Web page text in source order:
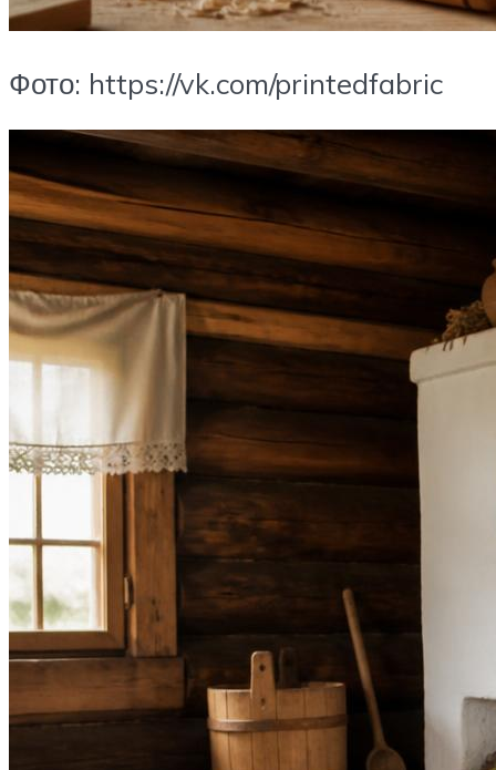
Фото: https://vk.com/printedfabric